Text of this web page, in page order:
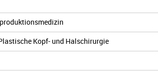
Kopf- und Halschirurgie